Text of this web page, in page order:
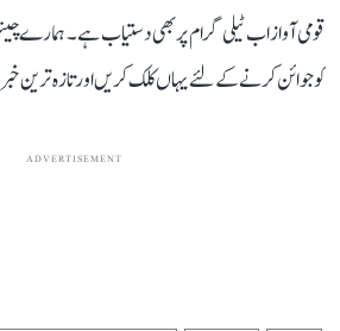
قومی آواز اب ٹیلی گرام پر بھی دستیاب ہے۔ ہمارے
کو جوائن کرنے کے لئے یہاں کلک کریں اور تازہ
ADVERTISEMENT